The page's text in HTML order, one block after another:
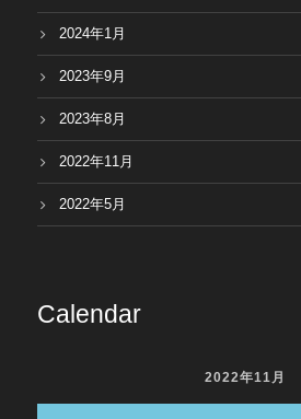
2024年1月
2023年9月
2023年8月
2022年11月
2022年5月
Calendar
2022年11月